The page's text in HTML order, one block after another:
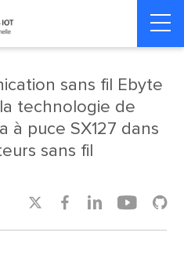
Meter
sans fil Ebyte
technologie de
à puce SX127 dans
sans fil
    